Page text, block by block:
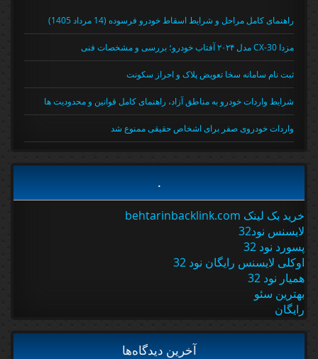
راهنمای کامل مراحل و شرایط اسقاط خودرو فرسوده (14 مرداد 1405)
مزدا CX-30 مدل ۲۰۲۴ آفتاب خودرو؛ بررسی و مشخصات فنی
ثبت نام سامانه سخا تعویض پلاک و احراز سکونت
شرایط واردات خودرو به مناطق آزاد، راهنمای کامل قوانین و محدودیت ها
واردات خودروی صفر برای اشخاص حقیقی ممنوع شد
خرید بک لینک behtarinbacklink.com
لایسنس نود32
پسورد نود 32
اوکلی لایسنس رایگان نود 32
همیار نود 32
بهترین سئو
رایگان
آخرین دیدگاه‌ها